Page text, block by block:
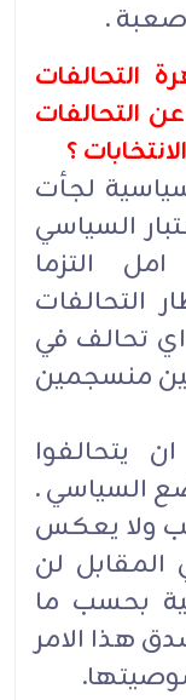
.
التحالفات
التحالفات
؟
لجأت
السياسي
التزما
التحالفات
تحالف في
منسجمين
يتحالفوا
السياسي .
ولا يعكس
لن
بحسب ما
هذا الامر